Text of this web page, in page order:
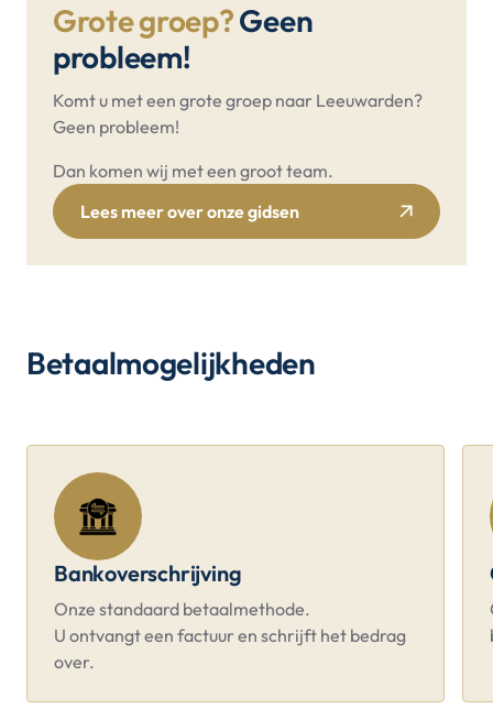
Grote groep?Geen
probleem!
Komt u met een grote groep naar Leeuwarden?
Geen probleem!
Dan komen wij met een groot team.
Lees meer over onze gidsen
Betaalmogelijkheden
Bankoverschrijving
Onze standaard betaalmethode.
U ontvangt een factuur en schrijft het bedrag
over.